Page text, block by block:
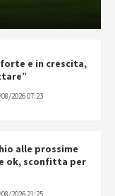
forte e in crescita,
2026 07:23
alle prossime
ok, sconfitta per